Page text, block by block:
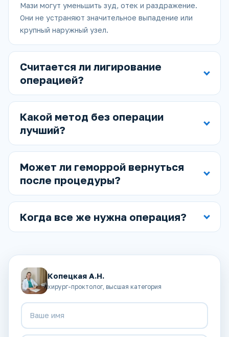
Мази могут уменьшить зуд, отек и раздражение.
Они не устраняют значительное выпадение или
крупный наружный узел.
Считается ли лигирование
операцией?
Какой метод без операции
лучший?
Может ли геморрой вернуться
после процедуры?
Когда все же нужна операция?
Копецкая А.Н.
хирург-проктолог, высшая категория